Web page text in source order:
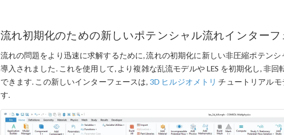
流れ初期化のための新しいポテンシャル流れインターフ
流れの問題をより迅速に求解するために, 流れの初期化に新しい非圧縮ポテン
導入されました. これを使用して, より複雑な乱流モデルや LES を初期化し, 非
できます. この新しいインターフェースは, 3D ヒルジオメトリ チュートリアルモ
す.